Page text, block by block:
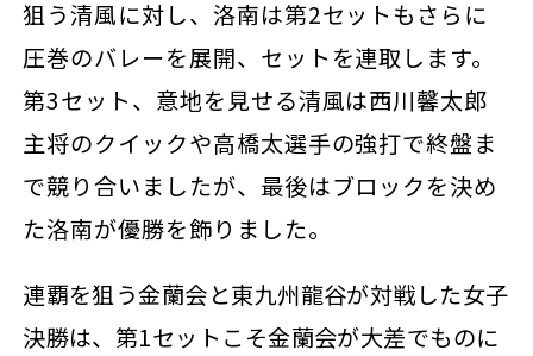
狙う清風に対し、洛南は第2セットもさらに
圧巻のバレーを展開、セットを連取します。
第3セット、意地を見せる清風は西川馨太郎
主将のクイックや高橋太選手の強打で終盤ま
で競り合いましたが、最後はブロックを決め
た洛南が優勝を飾りました。
連覇を狙う金蘭会と東九州龍谷が対戦した女子
決勝は、第1セットこそ金蘭会が大差でものに